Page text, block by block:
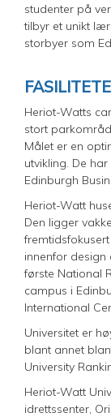
studenter på
tilbyr et unikt
storbyer som
Heriot-Watts
stort
Målet er en
utvikling. De
Edinburgh
Heriot-Watt
Den ligger
innenfor design
første National
campus i
International
Universitet er
blant annet
University
Heriot-Watt
idrettssenter,